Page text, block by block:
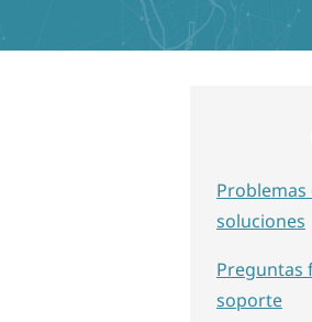
soluciones
Preguntas
soporte